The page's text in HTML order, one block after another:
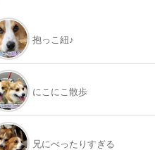
抱っこ紐♪
にこにこ散歩
兄にべったりすぎる